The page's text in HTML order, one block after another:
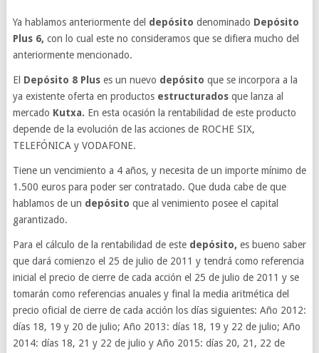
Ya hablamos anteriormente del depósito denominado Depósito
Plus 6, con lo cual este no consideramos que se difiera mucho del
anteriormente mencionado.
El Depósito 8 Pluses un nuevo depósito que se incorpora a la
ya existente oferta en productos estructurados que lanza al
mercado Kutxa. En esta ocasión la rentabilidad de este producto
depende de la evolución de las acciones de ROCHE SIX,
TELEFÓNICA y VODAFONE.
Tiene un vencimiento a 4 años, y necesita de un importe mínimo de
1.500 euros para poder ser contratado. Que duda cabe de que
hablamos de un depósito que al venimiento posee el capital
garantizado.
Para el cálculo de la rentabilidad de estedepósito, es bueno saber
que dará comienzo el 25 de julio de 2011 y tendrá como referencia
inicial el precio de cierre de cada acción el 25 de julio de 2011 y se
tomarán como referencias anuales y final la media aritmética del
precio oficial de cierre de cada acción los días siguientes: Año 2012:
días 18, 19 y 20 de julio; Año 2013: días 18, 19 y 22 de julio; Año
2014: días 18, 21 y 22 de julio y Año 2015: días 20, 21, 22 de